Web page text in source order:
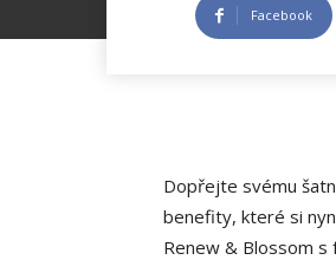
Facebook
Dopřejte svému
benefity, které si
Renew & Blossom s